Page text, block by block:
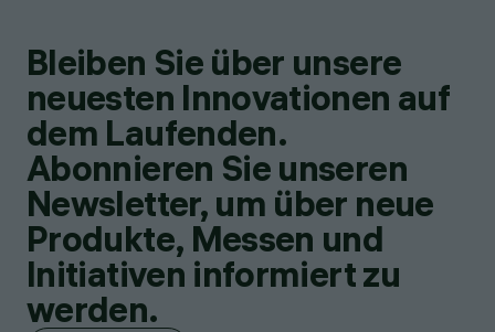
Bleiben Sie über unsere
neuesten Innovationen auf
dem Laufenden.
Abonnieren Sie unseren
Newsletter, um über neue
Produkte, Messen und
Initiativen informiert zu
werden.